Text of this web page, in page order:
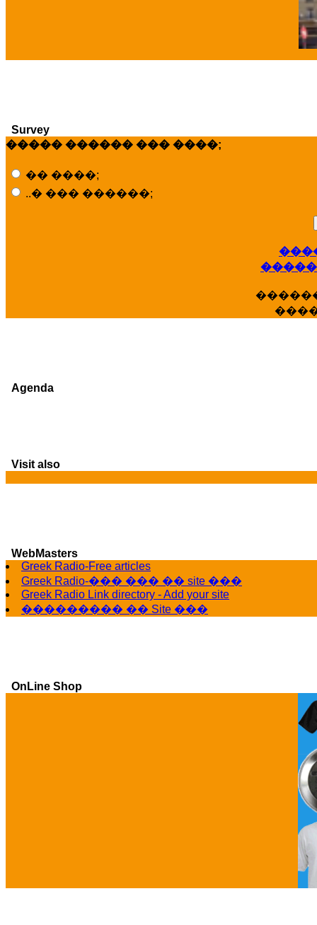
Survey
����� ������ ��� ����;
�� ����;
..� ��� ������;
Agenda
Visit also
WebMasters
Greek Radio-Free articles
Greek Radio-��� ��� �� site ���
Greek Radio Link directory - Add your site
��������� �� Site ���
OnLine Shop